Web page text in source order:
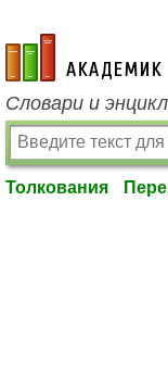
academic.ru
Словари и
Толкования